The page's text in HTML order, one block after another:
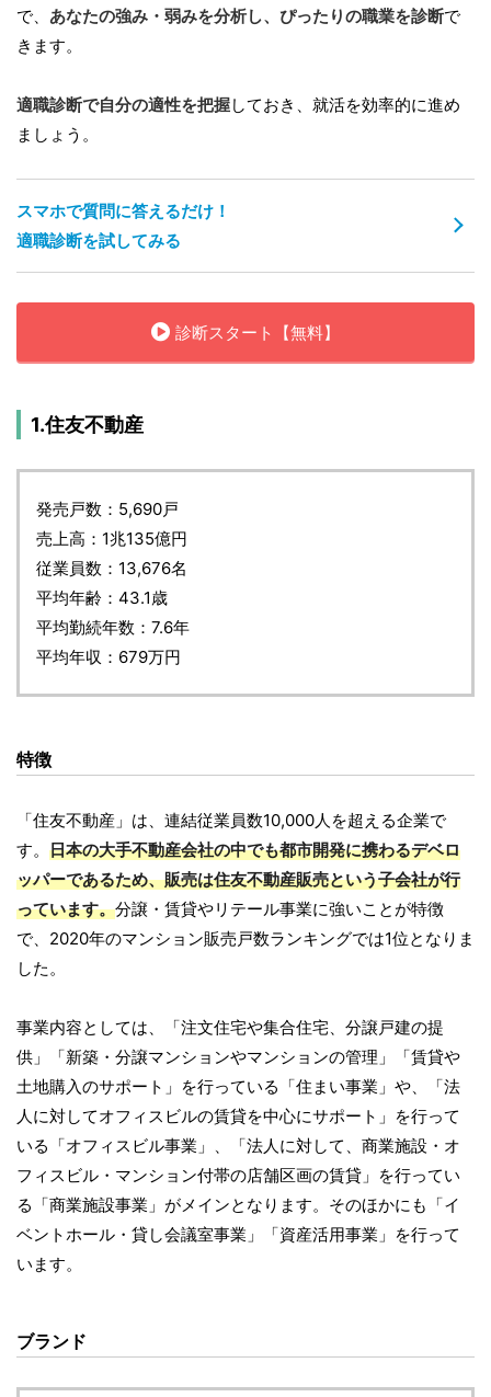
で、 あなたの強み・弱みを分析し、ぴったりの職業を診断で
きます。
適職診断で自分の適性を把握しておき、就活を効率的に進め
ましょう。
スマホで質問に答えるだけ！
適職診断を試してみる
診断スタート【無料】
1.住友不動産
発売戸数：5,690戸
売上高：1兆135億円
従業員数：13,676名
平均年齢：43.1歳
平均勤続年数：7.6年
平均年収：679万円
特徴
「住友不動産」は、連結従業員数10,000人を超える企業で
す。 日本の大手不動産会社の中でも都市開発に携わるデベロ
ッパーであるため、販売は住友不動産販売という子会社が行
っています。分譲・賃貸やリテール事業に強いことが特徴
で、2020年のマンション販売戸数ランキングでは1位となりま
した。
事業内容としては、「注文住宅や集合住宅、分譲戸建の提
供」「新築・分譲マンションやマンションの管理」「賃貸や
土地購入のサポート」を行っている「住まい事業」や、「法
人に対してオフィスビルの賃貸を中心にサポート」を行って
いる「オフィスビル事業」、「法人に対して、商業施設・オ
フィスビル・マンション付帯の店舗区画の賃貸」を行ってい
る「商業施設事業」がメインとなります。そのほかにも「イ
ベントホール・貸し会議室事業」「資産活用事業」を行って
います。
ブランド